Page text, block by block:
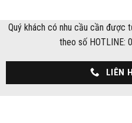
Quý khách có nhu cầu cần được
theo số HOTLINE:
LIÊN